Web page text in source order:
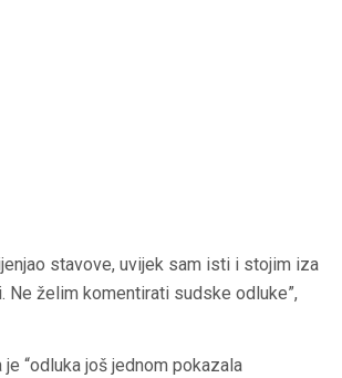
stavove, uvijek sam isti i stojim iza
Ne želim komentirati sudske odluke”,
je “odluka još jednom pokazala